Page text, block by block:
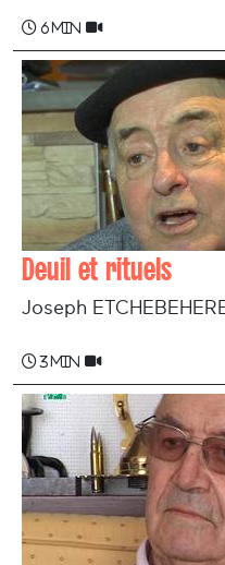
6 min
Deuil et rituels
Joseph
3 min